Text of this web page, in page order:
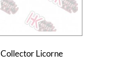
Collector Licorne